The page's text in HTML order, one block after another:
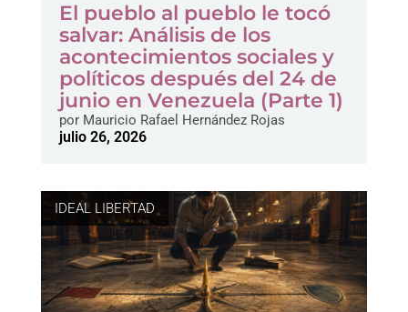
El pueblo al pueblo le tocó
salvar: Análisis de los
acontecimientos sociales y
políticos después del 24 de
junio en Venezuela (Parte 1)
porMauricio Rafael Hernández Rojas
julio 26, 2026
IDEAL LIBERTAD